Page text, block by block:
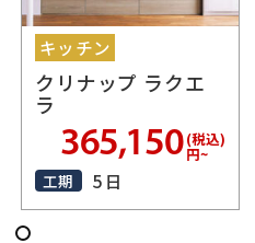
キッチン
クリナップ ラクエ
ラ
365,150 (税込)
円~
工期 5日